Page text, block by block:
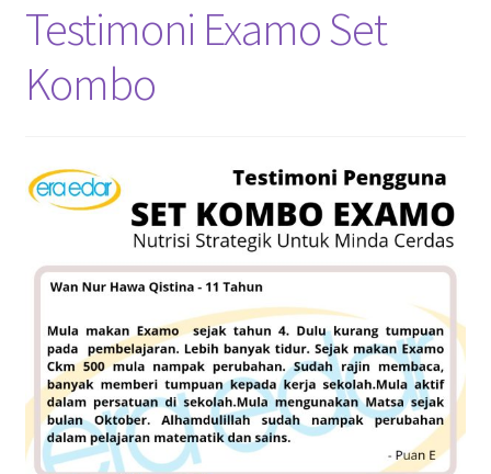
Testimoni Examo Set
Kombo